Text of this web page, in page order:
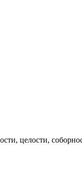
целости,